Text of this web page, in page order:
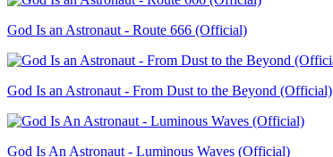
God Is an Astronaut - Route 666 (Official)
God Is an Astronaut - From Dust to the Beyond (Official)
God Is An Astronaut - Luminous Waves (Official)